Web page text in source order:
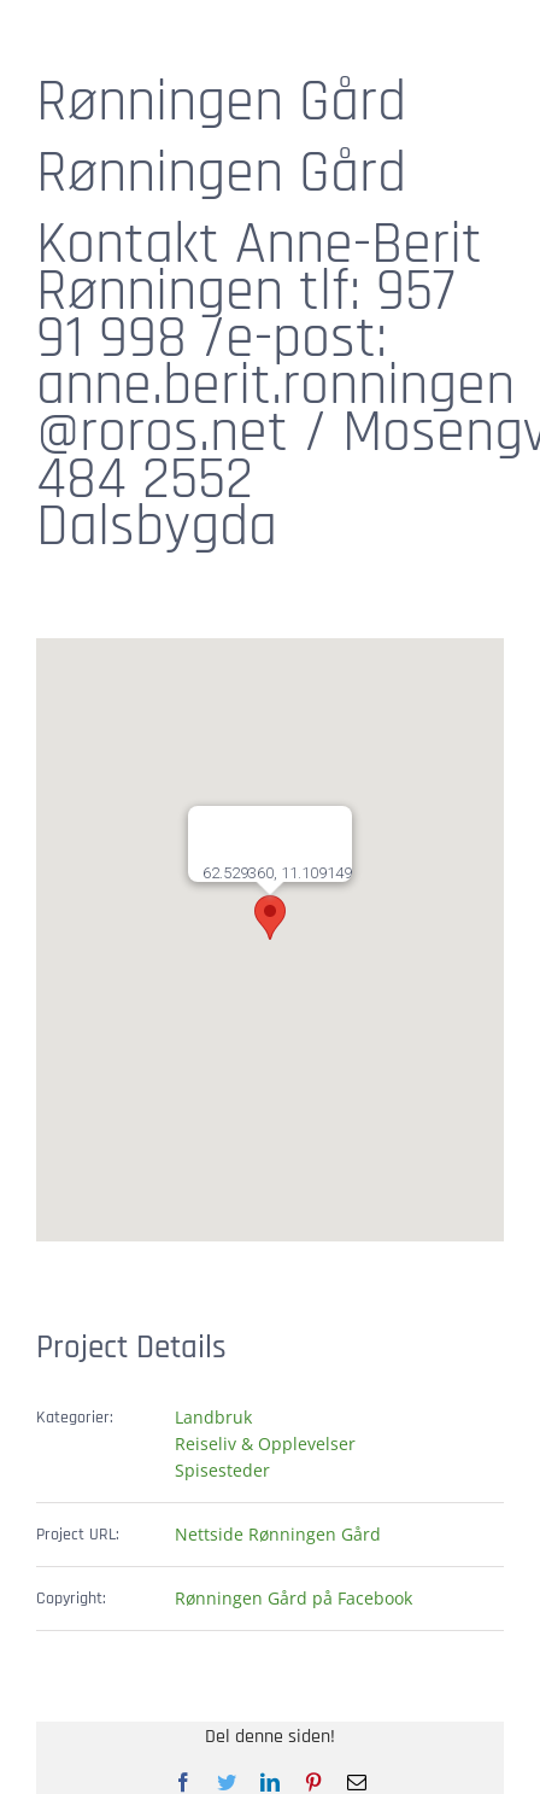
Rønningen Gård
Rønningen Gård
Kontakt Anne-Berit
Rønningen tlf: 957
91 998 /e-post:
anne.berit.ronningen
@roros.net /
484 2552
Dalsbygda
62.529360, 11.109149
Project Details
Kategorier:
Landbruk
Reiseliv & Opplevelser
Spisesteder
Project URL: Nettside Rønningen Gård
Copyright: Rønningen Gård på Facebook
Del denne siden!
Facebook
TwitterLinkedInPinterest
E-